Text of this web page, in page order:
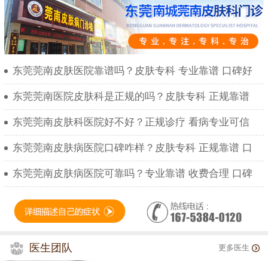
东莞莞南皮肤医院靠谱吗？皮肤专科 专业靠谱 口碑好
东莞莞南医院皮肤科是正规的吗？皮肤专科 正规靠谱
东莞莞南皮肤科医院好不好？正规诊疗 看病专业可信
东莞莞南皮肤病医院口碑咋样？皮肤专科 正规靠谱 口
东莞莞南皮肤病医院可靠吗？专业靠谱 收费合理 口碑
医生团队 更多医生